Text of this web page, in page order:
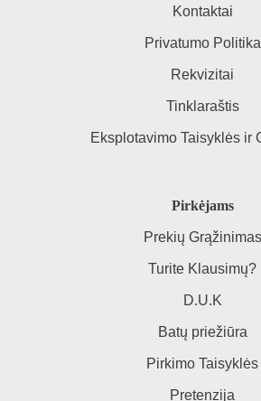
Kontaktai
Privatumo Politika
Rekvizitai
Tinklaraštis
Eksplotavimo Taisyklės ir
Pirkėjams
Prekių Grąžinimas
Turite Klausimų?
D.U.K
Batų priežiūra
Pirkimo Taisyklės
Pretenzija